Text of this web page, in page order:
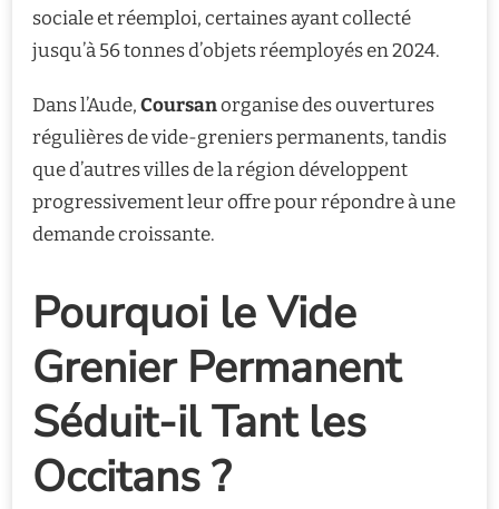
sociale et réemploi, certaines ayant collecté
jusqu’à 56 tonnes d’objets réemployés en 2024.
Dans l’Aude,Coursanorganise des ouvertures
régulières de vide-greniers permanents, tandis
que d’autres villes de la région développent
progressivement leur offre pour répondre à une
demande croissante.
Pourquoi le Vide
Grenier Permanent
Séduit-il Tant les
Occitans ?